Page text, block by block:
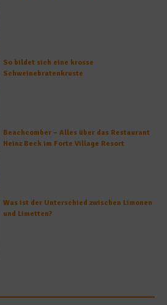
So bildet sich eine krosse
Schweinebratenkruste
Beachcomber – Alles über das Restaurant
Heinz Beck im Forte Village Resort
Was ist der Unterschied zwischen Limonen
und Limetten?